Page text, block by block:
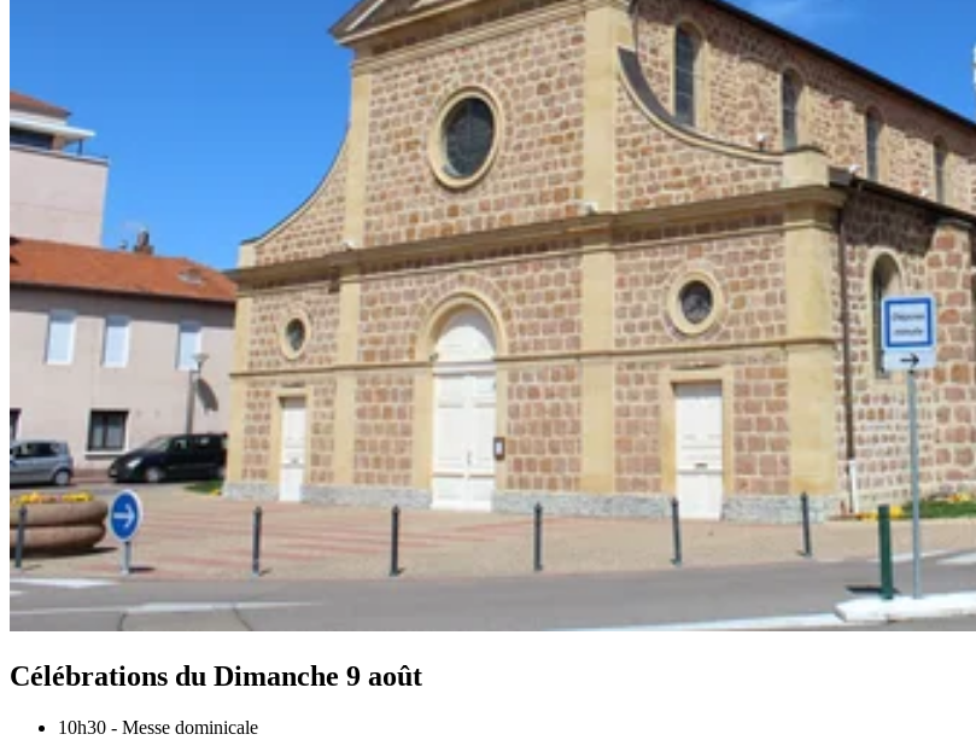
Célébrations du Dimanche 9 août
10h30 - Messe dominicale